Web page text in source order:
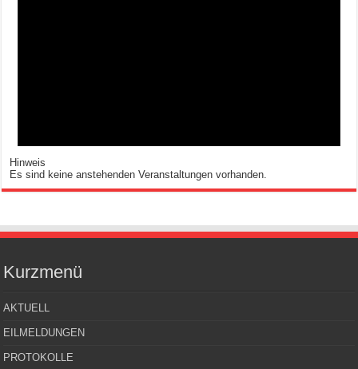
Hinweis
Es sind keine anstehenden Veranstaltungen vorhanden.
Kurzmenü
AKTUELL
EILMELDUNGEN
PROTOKOLLE